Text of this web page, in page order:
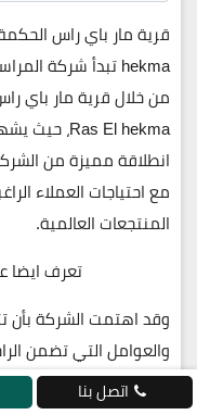
قرية مار باي راس
hekmaتبدأ شركة
من خلال قرية مار باي
Ras El hekma، حيث
انطلاقة مميزة من
مع احتياجات العملاء
المنتجعات العالمية.
تعرف
وقد اهتمت الشركة بأن
والعوامل التي تضمن
موقع مشروع مار باي
اتصل بنا